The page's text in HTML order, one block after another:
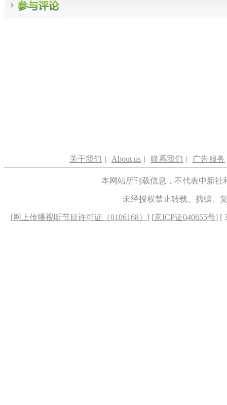
关于我们 | About us | 联系我们 | 广告服务
本网站所刊载信息，不代表中新
未经授权禁止转载、摘编、
[网上传播视听节目许可证（0106168） ] [京ICP证040655号] [